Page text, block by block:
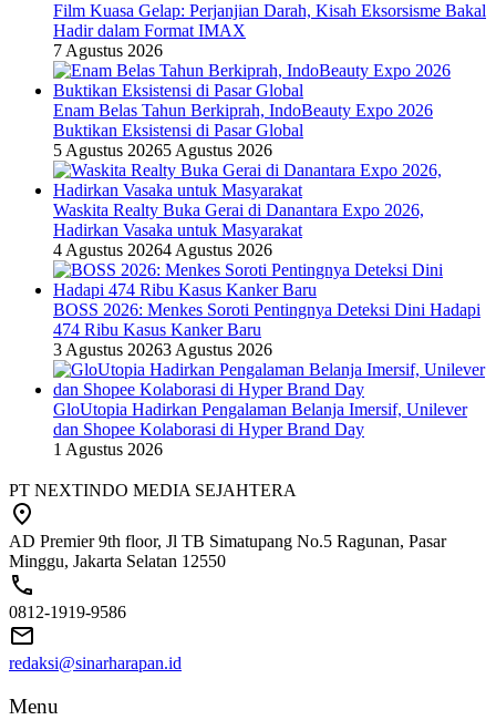
Film Kuasa Gelap: Perjanjian Darah, Kisah Eksorsisme Bakal
Hadir dalam Format IMAX
7 Agustus 2026
Enam Belas Tahun Berkiprah, IndoBeauty Expo 2026
Buktikan Eksistensi di Pasar Global
5 Agustus 20265 Agustus 2026
Waskita Realty Buka Gerai di Danantara Expo 2026,
Hadirkan Vasaka untuk Masyarakat
4 Agustus 20264 Agustus 2026
BOSS 2026: Menkes Soroti Pentingnya Deteksi Dini Hadapi
474 Ribu Kasus Kanker Baru
3 Agustus 20263 Agustus 2026
GloUtopia Hadirkan Pengalaman Belanja Imersif, Unilever
dan Shopee Kolaborasi di Hyper Brand Day
1 Agustus 2026
PT NEXTINDO MEDIA SEJAHTERA
AD Premier 9th floor, Jl TB Simatupang No.5 Ragunan, Pasar
Minggu, Jakarta Selatan 12550
0812-1919-9586
redaksi@sinarharapan.id
Menu